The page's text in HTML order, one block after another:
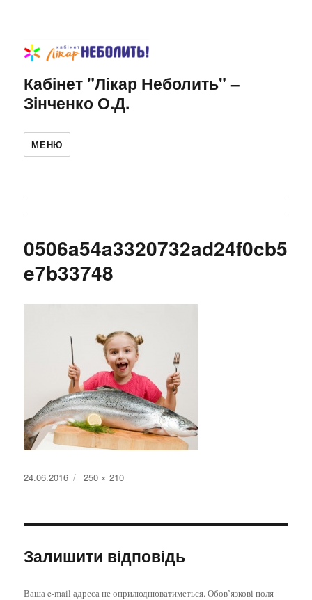
Кабінет "Лікар Неболить" –
Зінченко О.Д.
МЕНЮ
0506a54a3320732ad24f0cb5
e7b33748
Оприлюднено
24.06.2016
Повний
250 × 210
Залишити відповідь
Ваша e-mail адреса не оприлюднюватиметься.Обов’язкові поля